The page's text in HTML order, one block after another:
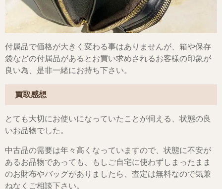
付属品で価格が大きく変わる事はありませんが、箱や保存
袋などの付属品があるとお買い求めされるお客様の印象が
良い為、是非一緒にお持ち下さい。
買取感想
とても大切にお使いになっていたことが伺える、状態の良
いお品物でした。
中古品の需要は年々高くなっていますので、状態に不安が
あるお品物であっても、もしご自宅に使わずしまったまま
のお財布やバッグがありましたら、査定は無料なので気兼
ねなくご相談下さい。